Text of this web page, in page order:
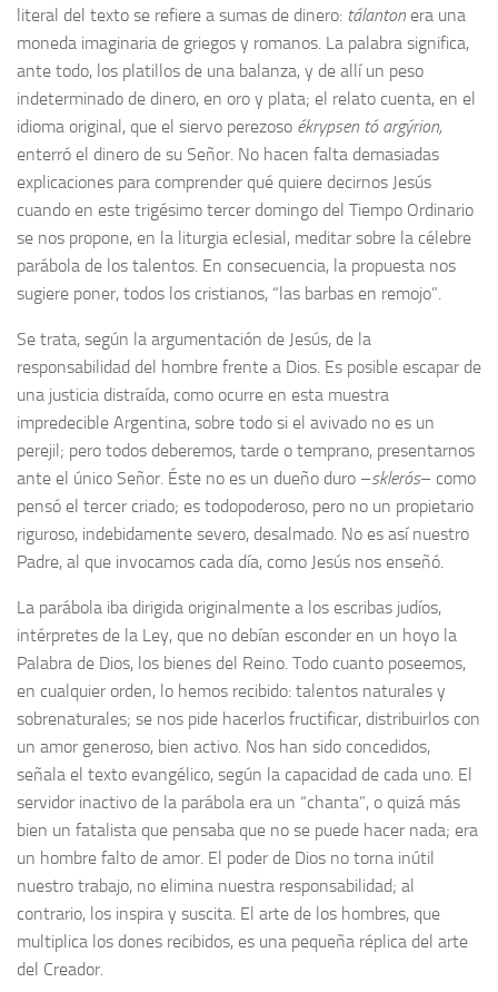
literal del texto se refiere a sumas de dinero: tálanton era una
moneda imaginaria de griegos y romanos. La palabra significa,
ante todo, los platillos de una balanza, y de allí un peso
indeterminado de dinero, en oro y plata; el relato cuenta, en el
idioma original, que el siervo perezoso ékrypsen tó argýrion,
enterró el dinero de su Señor. No hacen falta demasiadas
explicaciones para comprender qué quiere decirnos Jesús
cuando en este trigésimo tercer domingo del Tiempo Ordinario
se nos propone, en la liturgia eclesial, meditar sobre la célebre
parábola de los talentos. En consecuencia, la propuesta nos
sugiere poner, todos los cristianos, “las barbas en remojo”.
Se trata, según la argumentación de Jesús, de la
responsabilidad del hombre frente a Dios. Es posible escapar de
una justicia distraída, como ocurre en esta muestra
impredecible Argentina, sobre todo si el avivado no es un
perejil; pero todos deberemos, tarde o temprano, presentarnos
ante el único Señor. Éste no es un dueño duro –sklerós– como
pensó el tercer criado; es todopoderoso, pero no un propietario
riguroso, indebidamente severo, desalmado. No es así nuestro
Padre, al que invocamos cada día, como Jesús nos enseñó.
La parábola iba dirigida originalmente a los escribas judíos,
intérpretes de la Ley, que no debían esconder en un hoyo la
Palabra de Dios, los bienes del Reino. Todo cuanto poseemos,
en cualquier orden, lo hemos recibido: talentos naturales y
sobrenaturales; se nos pide hacerlos fructificar, distribuirlos con
un amor generoso, bien activo. Nos han sido concedidos,
señala el texto evangélico, según la capacidad de cada uno. El
servidor inactivo de la parábola era un “chanta”, o quizá más
bien un fatalista que pensaba que no se puede hacer nada; era
un hombre falto de amor. El poder de Dios no torna inútil
nuestro trabajo, no elimina nuestra responsabilidad; al
contrario, los inspira y suscita. El arte de los hombres, que
multiplica los dones recibidos, es una pequeña réplica del arte
del Creador.